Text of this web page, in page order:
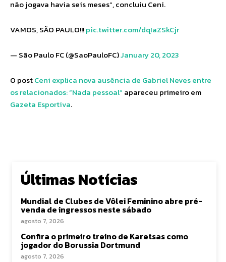
não jogava havia seis meses”, concluiu Ceni.
VAMOS, SÃO PAULO!!!pic.twitter.com/dqIaZSkCjr
— São Paulo FC (@SaoPauloFC)January 20, 2023
O postCeni explica nova ausência de Gabriel Neves entre
os relacionados: “Nada pessoal” apareceu primeiro em
Gazeta Esportiva.
Últimas Notícias
Mundial de Clubes de Vôlei Feminino abre pré-
venda de ingressos neste sábado
agosto 7, 2026
Confira o primeiro treino de Karetsas como
jogador do Borussia Dortmund
agosto 7, 2026